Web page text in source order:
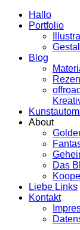
Hallo
Portfolio
Blog
About
Das
Liebe Links
Kontakt